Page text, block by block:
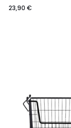
23,90 €